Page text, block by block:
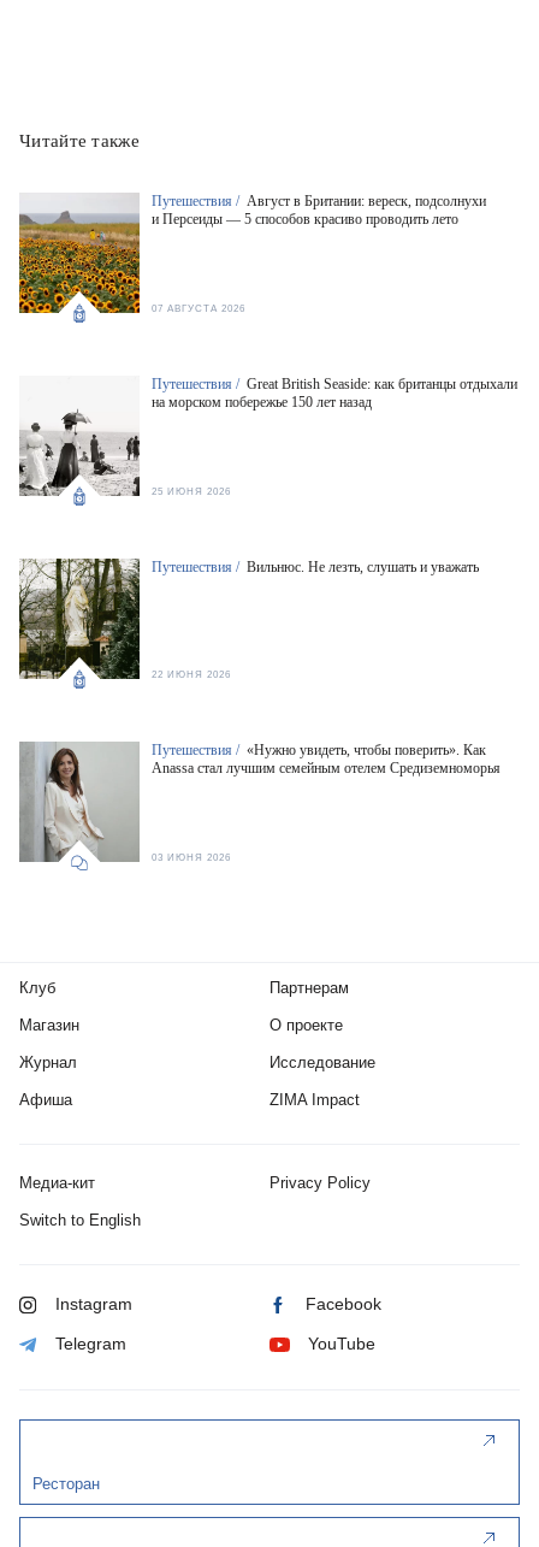
Читайте также
Путешествия / Август в Британии: вереск, подсолнухи
и Персеиды — 5 способов красиво проводить лето
07 АВГУСТА 2026
Путешествия / Great British Seaside: как британцы отдыхали
на морском побережье 150 лет назад
25 ИЮНЯ 2026
Путешествия / Вильнюс. Не лезть, слушать и уважать
22 ИЮНЯ 2026
Путешествия / «Нужно увидеть, чтобы поверить». Как
Anassa стал лучшим семейным отелем Средиземноморья
03 ИЮНЯ 2026
Клуб
Магазин
Журнал
Афиша
Партнерам
О проекте
Исследование
ZIMA Impact
Медиа-кит Privacy Policy
Switch to English
Instagram Facebook
Telegram YouTube
Ресторан